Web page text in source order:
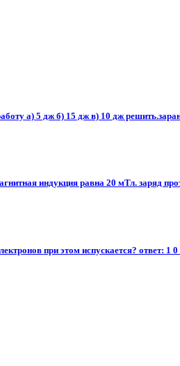
а) 5 дж б) 15 дж в) 10 дж
индукция равна 20 мТл. заряд
при этом испускается? ответ: 1 0